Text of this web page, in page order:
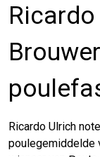
Ricardo Ulrich
poulegemiddelde